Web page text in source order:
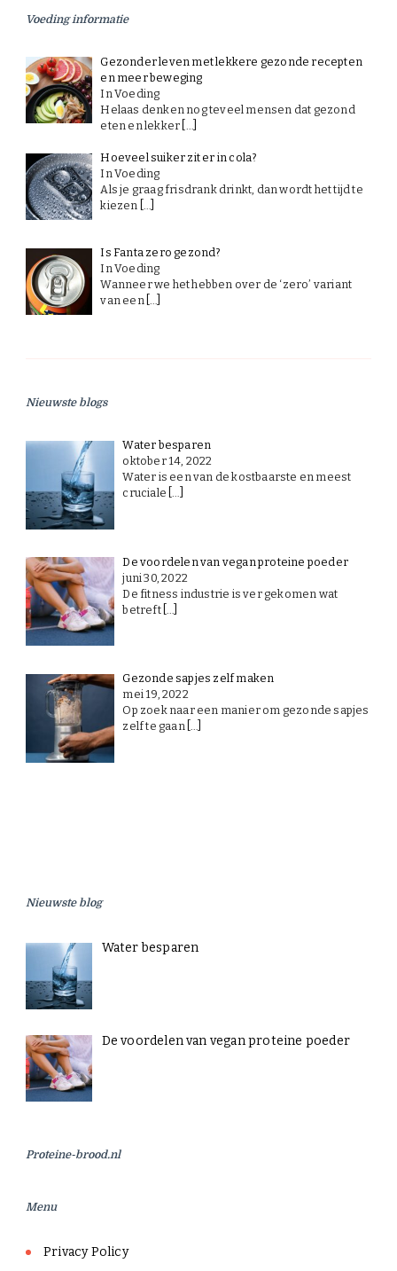
Voeding informatie
Gezonder leven met lekkere gezonde recepten
en meer beweging
In Voeding
Helaas denken nog teveel mensen dat gezond
eten en lekker
Hoeveel suiker zit er in cola?
In Voeding
Als je graag frisdrank drinkt, dan wordt het tijd te
kiezen […]
Is Fanta zero gezond?
In Voeding
Wanneer we het hebben over de ‘zero’ variant
van een
Nieuwste blogs
Water besparen
oktober 14, 2022
Water is een van de kostbaarste en meest
cruciale […]
De voordelen van vegan proteine poeder
juni 30, 2022
De fitness industrie is ver gekomen wat
betreft
Gezonde sapjes zelf maken
mei 19, 2022
Op zoek naar een manier om gezonde sapjes
zelf te gaan […]
Nieuwste blog
Water besparen
De voordelen van vegan proteine poeder
Proteine-brood.nl
Menu
Privacy Policy